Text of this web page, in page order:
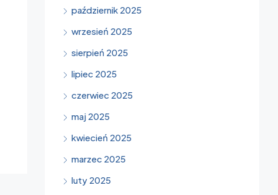
październik 2025
wrzesień 2025
sierpień 2025
lipiec 2025
czerwiec 2025
maj 2025
kwiecień 2025
marzec 2025
luty 2025